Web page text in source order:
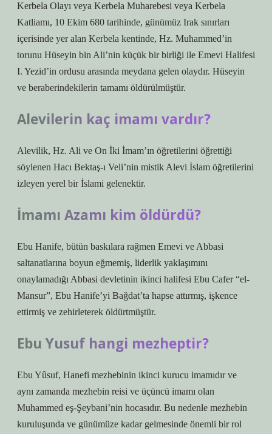
Kerbela Olayı veya Kerbela Muharebesi veya Kerbela
Katliamı, 10 Ekim 680 tarihinde, günümüz Irak sınırları
içerisinde yer alan Kerbela kentinde, Hz. Muhammed’in
torunu Hüseyin bin Ali’nin küçük bir birliği ile Emevi Halifesi
I. Yezid’in ordusu arasında meydana gelen olaydır. Hüseyin
ve beraberindekilerin tamamı öldürülmüştür.
Alevilerin kaç imamı vardır?
Alevilik, Hz. Ali ve On İki İmam’ın öğretilerini öğrettiği
söylenen Hacı Bektaş-ı Veli’nin mistik Alevi İslam öğretilerini
izleyen yerel bir İslami gelenektir.
İmamı Azamı kim öldürdü?
Ebu Hanife, bütün baskılara rağmen Emevi ve Abbasi
saltanatlarına boyun eğmemiş, liderlik yaklaşımını
onaylamadığı Abbasi devletinin ikinci halifesi Ebu Cafer “el-
Mansur”, Ebu Hanife’yi Bağdat’ta hapse attırmış, işkence
ettirmiş ve zehirleterek öldürtmüştür.
Ebu Yusuf hangi mezheptir?
Ebu Yûsuf, Hanefi mezhebinin ikinci kurucu imamıdır ve
aynı zamanda mezhebin reisi ve üçüncü imamı olan
Muhammed eş-Şeybani’nin hocasıdır. Bu nedenle mezhebin
kuruluşunda ve günümüze kadar gelmesinde önemli bir rol